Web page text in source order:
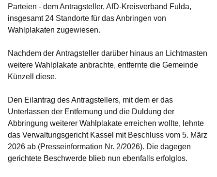
Parteien - dem Antragsteller, AfD-Kreisverband Fulda,
insgesamt 24 Standorte für das Anbringen von
Wahlplakaten zugewiesen.
Nachdem der Antragsteller darüber hinaus an Lichtmasten
weitere Wahlplakate anbrachte, entfernte die Gemeinde
Künzell diese.
Den Eilantrag des Antragstellers, mit dem er das
Unterlassen der Entfernung und die Duldung der
Abbringung weiterer Wahlplakate erreichen wollte, lehnte
das Verwaltungsgericht Kassel mit Beschluss vom 5. März
2026 ab (Presseinformation Nr. 2/2026). Die dagegen
gerichtete Beschwerde blieb nun ebenfalls erfolglos.